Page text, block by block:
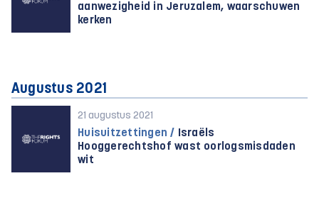
aanwezigheid in Jeruzalem, waarschuwen
kerken
Augustus 2021
21 augustus 2021
Huisuitzettingen / Israëls
Hooggerechtshof wast oorlogsmisdaden
wit